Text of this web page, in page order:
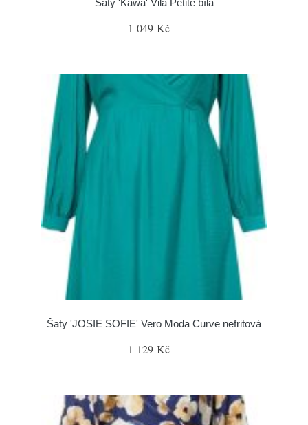
Šaty 'Kawa' Vila Petite bílá
1 049 Kč
Šaty 'JOSIE SOFIE' Vero Moda Curve nefritová
1 129 Kč